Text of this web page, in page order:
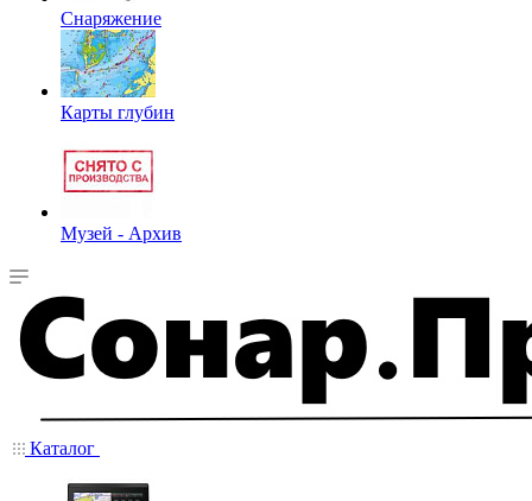
Снаряжение
Карты глубин
Музей - Архив
Каталог